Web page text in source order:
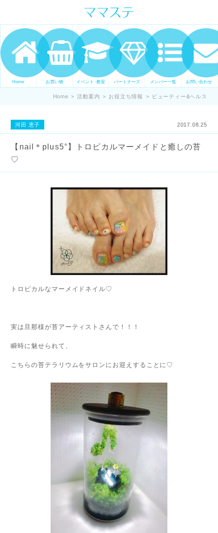
ママの才能発信します。 手づくり
表現ステージ ママステ スキル・セ
ンスを表現したいママが集まって
ます。
Home お買い物 イベント･教室 パートナーズ メンバー一覧 お問い合わせ
Home > 活動案内 > お役立ち情報 > ビューティー&ヘルス
河田 恵子 2017.08.25
【nail＊plus5°】トロピカルマーメイドと癒しの苔
♡
トロピカルなマーメイドネイル♡
実は旦那様が苔アーティストさんで！！！
瞬時に魅せられて、
こちらの苔テラリウムをサロンにお迎えすることに♡